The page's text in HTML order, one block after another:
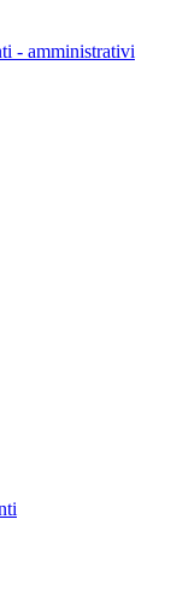
- amministrativi